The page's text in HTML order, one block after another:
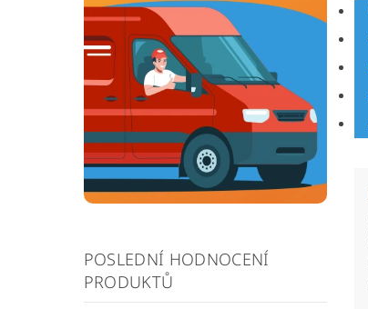
POSLEDNÍ HODNOCENÍ
PRODUKTŮ